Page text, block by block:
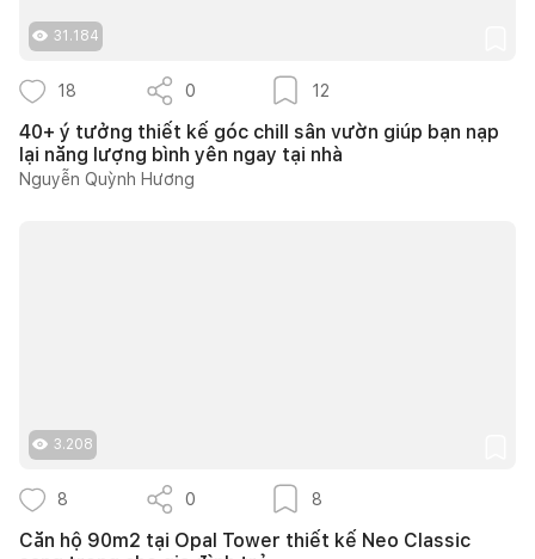
31.184
18 0 12
40+ ý tưởng thiết kế góc chill sân vườn giúp bạn nạp
lại năng lượng bình yên ngay tại nhà
Nguyễn Quỳnh Hương
3.208
8 0 8
Căn hộ 90m2 tại Opal Tower thiết kế Neo Classic